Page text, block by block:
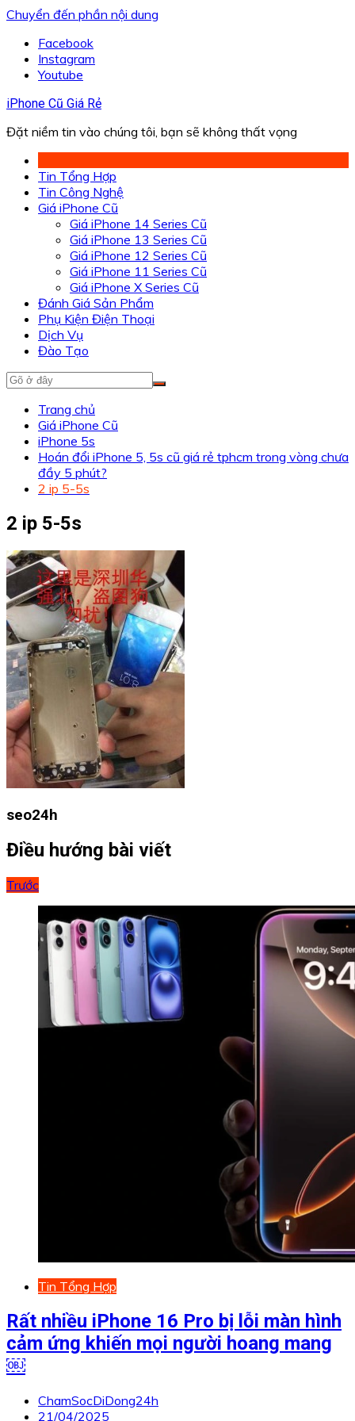
Chuyển đến phần nội dung
Facebook
Instagram
Youtube
iPhone Cũ Giá Rẻ
Đặt niềm tin vào chúng tôi, bạn sẽ không thất vọng
Tin Tổng Hợp
Tin Công Nghệ
Giá iPhone Cũ
Giá iPhone 14 Series Cũ
Giá iPhone 13 Series Cũ
Giá iPhone 12 Series Cũ
Giá iPhone 11 Series Cũ
Giá iPhone X Series Cũ
Đánh Giá Sản Phẩm
Phụ Kiện Điện Thoại
Dịch Vụ
Đào Tạo
Trang chủ
Giá iPhone Cũ
iPhone 5s
Hoán đổi iPhone 5, 5s cũ giá rẻ tphcm trong vòng chưa
đầy 5 phút?
2 ip 5-5s
2 ip 5-5s
seo24h
Điều hướng bài viết
Trước
Tin Tổng Hợp
Rất nhiều iPhone 16 Pro bị lỗi màn hình
cảm ứng khiến mọi người hoang mang
￼
ChamSocDiDong24h
21/04/2025